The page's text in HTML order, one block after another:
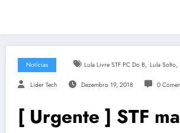
Notícias Lula Livre STF PC Do B, Lula Solto,
Lider Tech Dezembro 19, 2018 0
[ Urgente ] STF